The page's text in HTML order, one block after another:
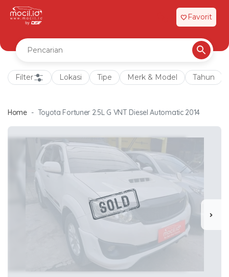
favorite Favorit
Filter Lokasi Tipe Merk & Model Tahun
Home Toyota Fortuner 2.5L G VNT Diesel Automatic 2014
chevron_right